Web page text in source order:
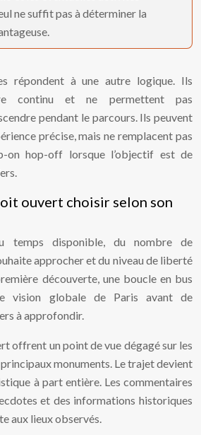
ne suffit pas à déterminer la
répondent à une autre logique. Ils
continu et ne permettent pas
pendant le parcours. Ils peuvent
précise, mais ne remplacent pas
on hop-off lorsque l’objectif est de
ouvert choisir selon son
temps disponible, du nombre de
approcher et du niveau de liberté
découverte, une boucle en bus
vision globale de Paris avant de
à approfondir.
offrent un point de vue dégagé sur les
principaux monuments. Le trajet devient
à part entière. Les commentaires
et des informations historiques
aux lieux observés.